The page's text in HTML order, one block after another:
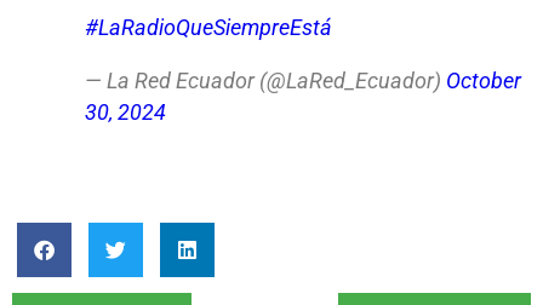
#LaRadioQueSiempreEstá
— La Red Ecuador (@LaRed_Ecuador) October
30, 2024